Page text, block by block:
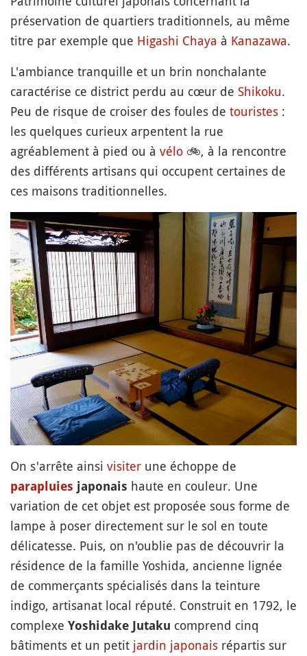
préservation de quartiers traditionnels, au même
titre par exemple que Higashi Chaya à Kanazawa.
L'ambiance tranquille et un brin nonchalante
caractérise ce district perdu au cœur de Shikoku.
Peu de risque de croiser des foules de touristes :
les quelques curieux arpentent la rue
agréablement à pied ou à vélo 🚲, à la rencontre
des différents artisans qui occupent certaines de
ces maisons traditionnelles.
On s'arrête ainsi visiter une échoppe de
parapluies japonais haute en couleur. Une
variation de cet objet est proposée sous forme de
lampe à poser directement sur le sol en toute
délicatesse. Puis, on n'oublie pas de découvrir la
résidence de la famille Yoshida, ancienne lignée
de commerçants spécialisés dans la teinture
indigo, artisanat local réputé. Construit en 1792, le
complexe Yoshidake Jutaku comprend cinq
bâtiments et un petit jardin japonais répartis sur